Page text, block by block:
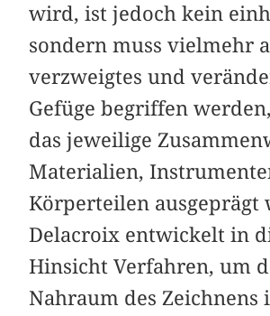
wird, ist jedoch kein
sondern muss vielmehr
verzweigtes und
Gefüge begriffen
das jeweilige
Materialien,
Körperteilen ausgeprägt
Delacroix entwickelt in
Hinsicht Verfahren, um
Nahraum des Zeichnens